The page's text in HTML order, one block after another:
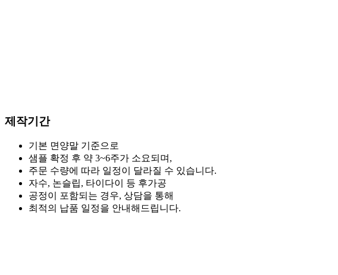
제작기간
기본 면양말 기준으로
샘플 확정 후 약 3~6주가 소요되며,
주문 수량에 따라 일정이 달라질 수 있습니다.
자수, 논슬립, 타이다이 등 후가공
공정이 포함되는 경우, 상담을 통해
최적의 납품 일정을 안내해드립니다.